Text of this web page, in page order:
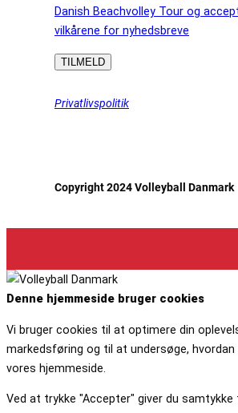
Danish Beachvolley Tour og
vilkårene for nyhedsbreve
Privatlivspolitik
Copyright 2024 Volleyball Danmark
Denne hjemmeside bruger cookies
Vi bruger cookies til at optimere din
markedsføring og til at undersøge, hvordan
vores hjemmeside.
Ved at trykke "Accepter" giver du samtykke